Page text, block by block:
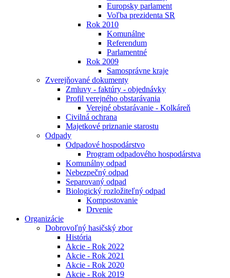
Europsky parlament
Voľba prezidenta SR
Rok 2010
Komunálne
Referendum
Parlamentné
Rok 2009
Samosprávne kraje
Zverejňované dokumenty
Zmluvy - faktúry - objednávky
Profil verejného obstarávania
Verejné obstarávanie - Kolkáreň
Civilná ochrana
Majetkové priznanie starostu
Odpady
Odpadové hospodárstvo
Program odpadového hospodárstva
Komunálny odpad
Nebezpečný odpad
Separovaný odpad
Biologický rozložiteľný odpad
Kompostovanie
Drvenie
Organizácie
Dobrovoľný hasičský zbor
História
Akcie - Rok 2022
Akcie - Rok 2021
Akcie - Rok 2020
Akcie - Rok 2019